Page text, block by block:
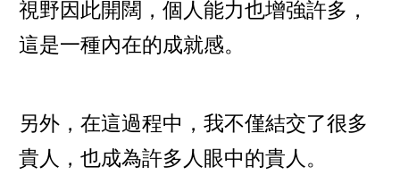
視野因此開闊，個人能力也增強許多，
這是一種內在的成就感。
另外，在這過程中，我不僅結交了很多
貴人，也成為許多人眼中的貴人。